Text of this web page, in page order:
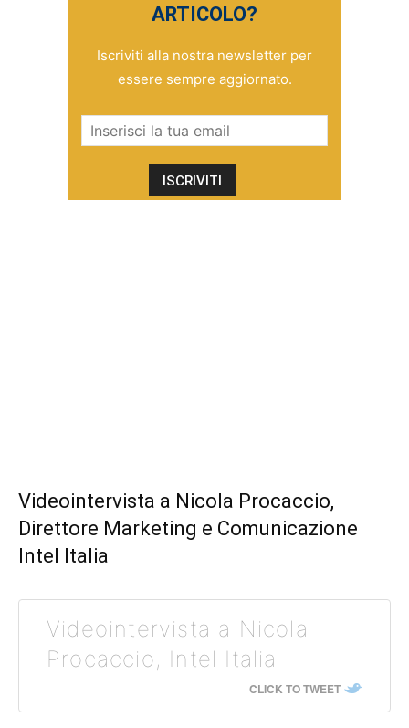
ARTICOLO?
Iscriviti alla nostra newsletter per
essere sempre aggiornato.
Videointervista a Nicola Procaccio,
Direttore Marketing e Comunicazione
Intel Italia
Videointervista a Nicola
Procaccio, Intel Italia
CLICK TO TWEET